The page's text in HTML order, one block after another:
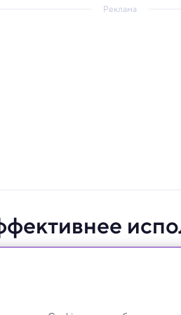
Реклама
Это шаг на пути к чистой